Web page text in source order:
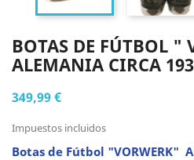
BOTAS DE FÚTBOL "
ALEMANIA CIRCA
349,99 €
Impuestos incluidos
Botas de Fútbol "VORWERK"